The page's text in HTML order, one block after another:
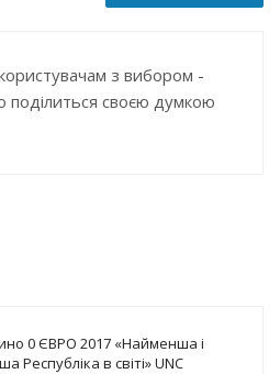
з вибором -
своєю думкою
0 ЄВРО 2017 «Найменша і
Республіка в світі» UNC